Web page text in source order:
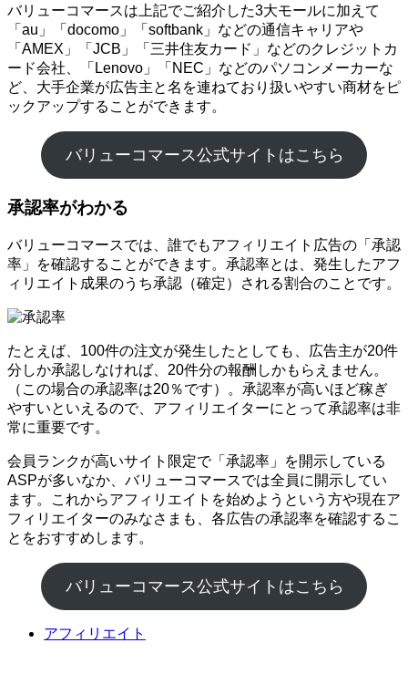
バリューコマースは上記でご紹介した3大モールに加えて
「au」「docomo」「softbank」などの通信キャリアや
「AMEX」「JCB」「三井住友カード」などのクレジットカ
ード会社、「Lenovo」「NEC」などのパソコンメーカーな
ど、大手企業が広告主と名を連ねており扱いやすい商材をピ
ックアップすることができます。
バリューコマース公式サイトはこちら
承認率がわかる
バリューコマースでは、誰でもアフィリエイト広告の「承認
率」を確認することができます。承認率とは、発生したアフ
ィリエイト成果のうち承認（確定）される割合のことです。
たとえば、100件の注文が発生したとしても、広告主が20件
分しか承認しなければ、20件分の報酬しかもらえません。
（この場合の承認率は20％です）。承認率が高いほど稼ぎ
やすいといえるので、アフィリエイターにとって承認率は非
常に重要です。
会員ランクが高いサイト限定で「承認率」を開示している
ASPが多いなか、バリューコマースでは全員に開示してい
ます。これからアフィリエイトを始めようという方や現在ア
フィリエイターのみなさまも、各広告の承認率を確認するこ
とをおすすめします。
バリューコマース公式サイトはこちら
アフィリエイト